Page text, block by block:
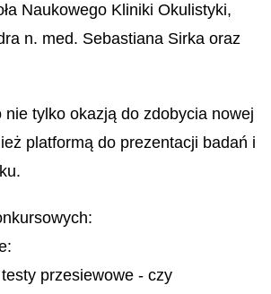
Naukowego Kliniki Okulistyki,
n. med. Sebastiana Sirka oraz
nie tylko okazją do zdobycia nowej
platformą do prezentacji badań i
przesiewowe - czy